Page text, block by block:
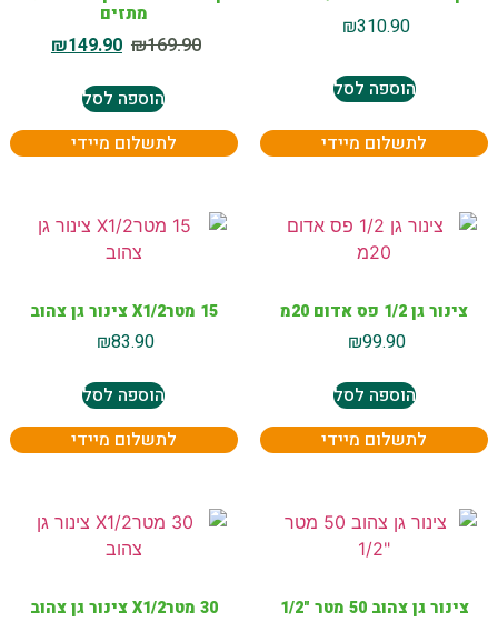
₪310.90
הוספה לסל
לתשלום מיידי
מתזים
₪169.90
₪149.90
הוספה לסל
לתשלום מיידי
צינור גן 1/2 פס אדום 20מ
₪99.90
הוספה לסל
לתשלום מיידי
15 מטרX1/2 צינור גן צהוב
₪83.90
הוספה לסל
לתשלום מיידי
צינור גן צהוב 50 מטר "1/2 30 מטרX1/2 צינור גן צהוב